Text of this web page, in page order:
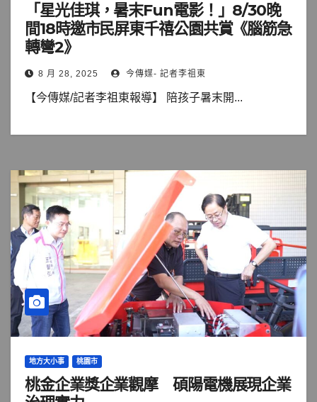
「星光佳琪，暑末Fun電影！」8/30晚
間18時邀市民屏東千禧公園共賞《腦筋急
轉彎2》
8 月 28, 2025 今傳媒- 記者李祖東
【今傳媒/記者李祖東報導】 陪孩子暑末開...
地方大小事 桃園市
桃金企業獎企業觀摩 碩陽電機展現企業